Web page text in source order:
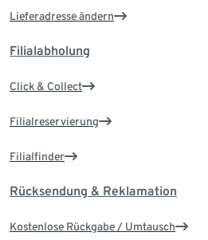
Lieferadresse ändern
Filialabholung
Click & Collect
Filialreservierung
Filialfinder
Rücksendung & Reklamation
Kostenlose Rückgabe / Umtausch